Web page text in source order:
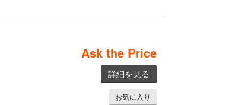
Ask the Price
詳細を見る
お気に入り